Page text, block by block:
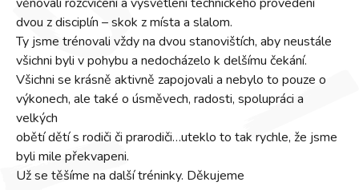
dvou z disciplín – skok z místa a slalom.
Ty jsme trénovali vždy na dvou stanovištích, aby neustále
všichni byli v pohybu a nedocházelo k delšímu čekání.
Všichni se krásně aktivně zapojovali a nebylo to pouze o
výkonech, ale také o úsměvech, radosti, spolupráci a
velkých
obětí dětí s rodiči či prarodiči…uteklo to tak rychle, že jsme
byli mile překvapeni.
Už se těšíme na další tréninky. Děkujeme